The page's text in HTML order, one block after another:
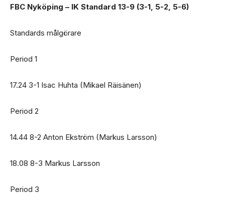
FBC Nyköping – IK Standard 13-9 (3-1, 5-2, 5-6)
Standards målgörare
Period 1
17.24 3-1 Isac Huhta (Mikael Räisänen)
Period 2
14.44 8-2 Anton Ekström (Markus Larsson)
18.08 8-3 Markus Larsson
Period 3